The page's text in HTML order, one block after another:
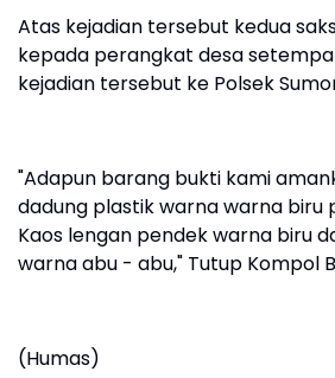
Atas kejadian tersebut kedua
kepada perangkat desa
kejadian tersebut ke Polsek
"Adapun barang bukti kami
dadung plastik warna warna biru
Kaos lengan pendek warna biru
warna abu - abu," Tutup Kompol
(Humas)